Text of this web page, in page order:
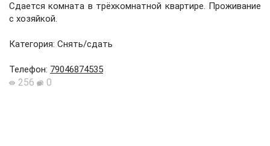
Сдается комната в трёхкомнатной квартире. Проживание
с хозяйкой.
Категория: Снять/сдать
Телефон: 79046874535
256 0